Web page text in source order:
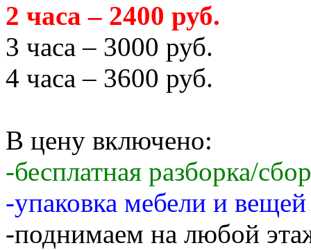
2 часа – 2400 руб.
3 часа – 3000 руб.
4 часа – 3600 руб.
В цену включено:
-бесплатная разборка/
-упаковка мебели и
-поднимаем на любой